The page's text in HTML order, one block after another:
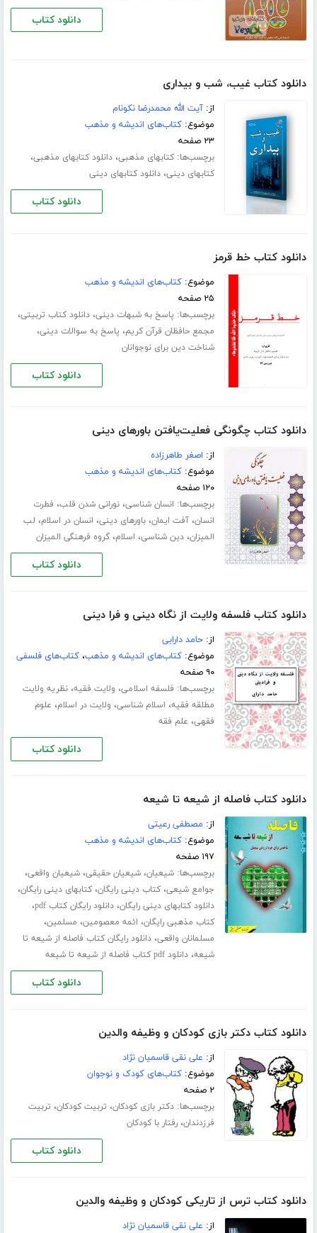
دانلود کتاب
دانلود کتاب غیب، شب و بیداری
از:آیت الله محمدرضا نکونام
موضوع:کتاب‌های اندیشه و مذهب
۲۳ صفحه
برچسب‌ها:کتابهای مذهبی،دانلود کتابهای مذهبی،
کتابهای دینی،دانلود کتابهای دینی
دانلود کتاب
دانلود کتاب خط قرمز
موضوع:کتاب‌های اندیشه و مذهب
۲۵ صفحه
برچسب‌ها: پاسخ به شبهات دینی،دانلود کتاب تربیتی،
مجمع حافظان قرآن کریم، پاسخ به سوالات دینی،
شناخت دین برای نوجوانان
دانلود کتاب
دانلود کتاب چگونگی فعلیت‌یافتن باورهای دینی
از: اصغر طاهرزاده
موضوع:کتاب‌های اندیشه و مذهب
۱۲۰ صفحه
برچسب‌ها: انسان شناسی،نورانی شدن قلب، فطرت
انسان،آفت ایمان،باورهای دینی، انسان در اسلام، لب
المیزان،دین شناسی، اسلام،گروه فرهنگی المیزان
دانلود کتاب
دانلود کتاب فلسفه ولایت از نگاه دینی و فرا دینی
از:حامد دارابی
موضوع:کتاب‌های اندیشه و مذهب،کتاب‌های فلسفی
۹۰ صفحه
برچسب‌ها: فلسفه اسلامی، ولایت فقیه،نظریه ولایت
مطلقه فقیه، اسلام شناسی، ولایت در اسلام، علوم
فقهی، علم فقه
دانلود کتاب
دانلود کتاب فاصله از شیعه تا شیعه
از: مصطفی رعیتی
موضوع:کتاب‌های اندیشه و مذهب
۱۹۷ صفحه
برچسب‌ها:شیعیان،شیعیان حقیقی،شیعیان واقعی،
جوامع شیعی،کتاب دینی رایگان،کتابهای دینی رایگان،
دانلود کتابهای دینی رایگان،دانلود رایگان کتاب pdf ،
کتاب مذهبی رایگان، ائمه معصومین، مسلمین،
مسلمانان واقعی،دانلود رایگان کتاب فاصله از شیعه تا
شیعه،دانلود pdf کتاب فاصله از شیعه تا شیعه
دانلود کتاب
دانلود کتاب دکتر بازی کودکان و وظیفه والدین
از: علی نقی قاسمیان نژاد
موضوع:کتاب‌های کودک و نوجوان
۲ صفحه
برچسب‌ها:دکتر بازی کودکان، تربیت کودکان، تربیت
فرزدندان،رفتار با کودکان
دانلود کتاب
دانلود کتاب ترس از تاریکی کودکان و وظیفه والدین
از: علی نقی قاسمیان نژاد